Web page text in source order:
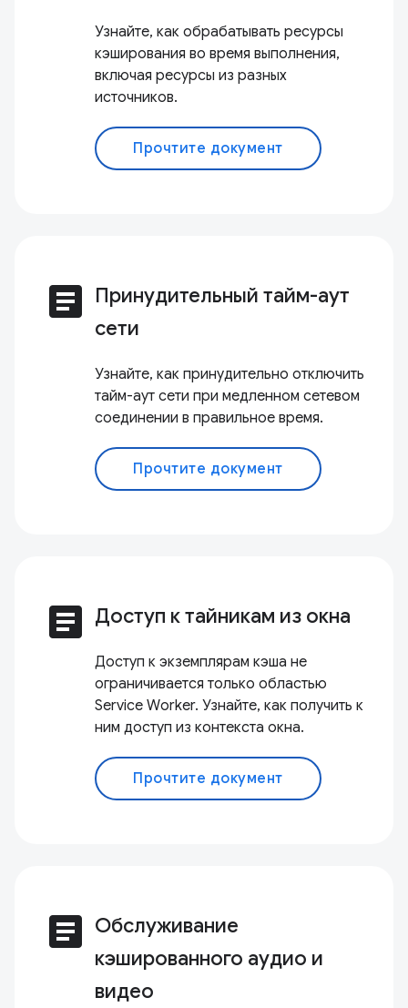
Узнайте, как обрабатывать ресурсы
кэширования во время выполнения,
включая ресурсы из разных
источников.
Прочтите документ
article Принудительный тайм-аут
сети
Узнайте, как принудительно отключить
тайм-аут сети при медленном сетевом
соединении в правильное время.
Прочтите документ
article Доступ к тайникам из окна
Доступ к экземплярам кэша не
ограничивается только областью
Service Worker. Узнайте, как получить к
ним доступ из контекста окна.
Прочтите документ
article Обслуживание
кэшированного аудио и
видео